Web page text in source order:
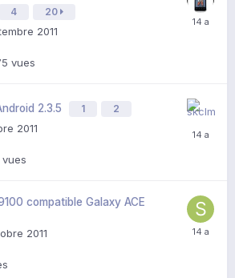
4 20
2011
vues
2.3.5 1 2
2011
vues
compatible Galaxy ACE
2011